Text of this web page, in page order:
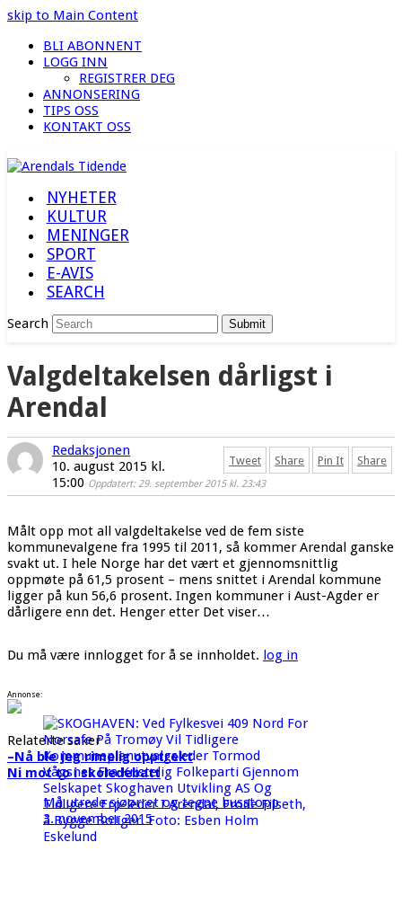
skip to Main Content
BLI ABONNENT
LOGG INN
REGISTRER DEG
ANNONSERING
TIPS OSS
KONTAKT OSS
NYHETER
KULTUR
MENINGER
SPORT
E-AVIS
SEARCH
Search Submit
Valgdeltakelsen dårligst i
Arendal
Tweet Share Pin It Share
Redaksjonen
10. august 2015 kl.
15:00 Oppdatert: 29. september 2015 kl. 23:43
Målt opp mot all valgdeltakelse ved de fem siste
kommunevalgene fra 1995 til 2011, så kommer Arendal ganske
svakt ut. I hele Norge har det vært et gjennomsnittlig
oppmøte på 61,5 prosent – mens snittet i Arendal kommune
ligger på kun 56,6 prosent. Ingen kommuner i Aust-Agder er
dårligere enn det. Henger etter Det viser…
Du må være innlogget for å se innholdet. log in
Annonse:
Relaterte saker
–Nå ble jeg rimelig opptrekt
Ni mot to i skoledebatt
Må utrede sjøørret og tegne busstopp
3. november 2015